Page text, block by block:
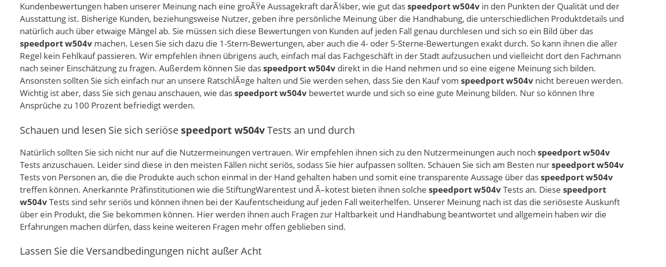
Kundenbewertungen haben unserer Meinung nach eine groÃŸe Aussagekraft darÃ¼ber, wie gut dasspeedport w504v in den Punkten der Qualität und der
Ausstattung ist. Bisherige Kunden, beziehungsweise Nutzer, geben ihre persönliche Meinung über die Handhabung, die unterschiedlichen Produktdetails und
natürlich auch über etwaige Mängel ab. Sie müssen sich diese Bewertungen von Kunden auf jeden Fall genau durchlesen und sich so ein Bild über das
speedport w504v machen. Lesen Sie sich dazu die 1-Stern-Bewertungen, aber auch die 4- oder 5-Sterne-Bewertungen exakt durch. So kann ihnen die aller
Regel kein Fehlkauf passieren. Wir empfehlen ihnen übrigens auch, einfach mal das Fachgeschäft in der Stadt aufzusuchen und vielleicht dort den Fachmann
nach seiner Einschätzung zu fragen. Außerdem können Sie dasspeedport w504v direkt in die Hand nehmen und so eine eigene Meinung sich bilden.
Ansonsten sollten Sie sich einfach nur an unsere RatschlÃ¤ge halten und Sie werden sehen, dass Sie den Kauf vom speedport w504v nicht bereuen werden.
Wichtig ist aber, dass Sie sich genau anschauen, wie dasspeedport w504v bewertet wurde und sich so eine gute Meinung bilden. Nur so können Ihre
Ansprüche zu 100 Prozent befriedigt werden.
Schauen und lesen Sie sich seriöse speedport w504vTests an und durch
Natürlich sollten Sie sich nicht nur auf die Nutzermeinungen vertrauen. Wir empfehlen ihnen sich zu den Nutzermeinungen auch noch speedport w504v
Tests anzuschauen. Leider sind diese in den meisten Fällen nicht seriös, sodass Sie hier aufpassen sollten. Schauen Sie sich am Besten nurspeedport w504v
Tests von Personen an, die die Produkte auch schon einmal in der Hand gehalten haben und somit eine transparente Aussage über dasspeedport w504v
treffen können. Anerkannte Präfinstitutionen wie die StiftungWarentest und Ã–kotest bieten ihnen solche speedport w504vTests an. Diese speedport
w504vTests sind sehr seriös und können ihnen bei der Kaufentscheidung auf jeden Fall weiterhelfen. Unserer Meinung nach ist das die seriöseste Auskunft
über ein Produkt, die Sie bekommen können. Hier werden ihnen auch Fragen zur Haltbarkeit und Handhabung beantwortet und allgemein haben wir die
Erfahrungen machen dürfen, dass keine weiteren Fragen mehr offen geblieben sind.
Lassen Sie die Versandbedingungen nicht außer Acht